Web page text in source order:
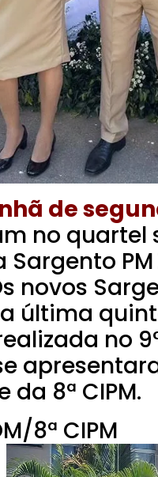
de
no quartel
novos
última
no
8ª CIPM.
8ª CIPM